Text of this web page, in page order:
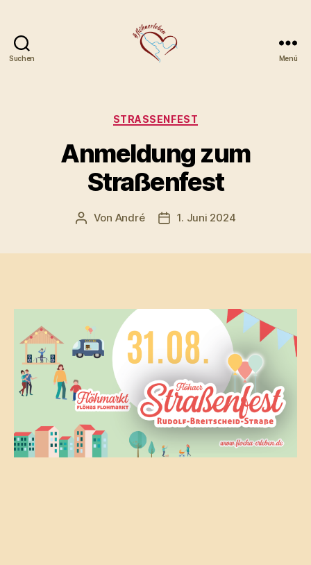
Suchen
Flöha
Menü
Kategorien
STRASSENFEST
Anmeldung zum
Straßenfest
Beitragsautor
Von André Veröffentlichungsdatum
1. Juni 2024